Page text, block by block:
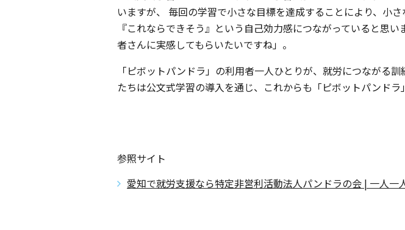
いますが、 毎回の学習で小さな目標を達成することにより、小
『これならできそう』という自己効力感につながっていると思
者さんに実感してもらいたいですね」。
「ピボットパンドラ」の利用者一人ひとりが、就労につながる
たちは公文式学習の導入を通じ、これからも「ピボットパンドラ
参照サイト
愛知で就労支援なら特定非営利活動法人パンドラの会 | 一人